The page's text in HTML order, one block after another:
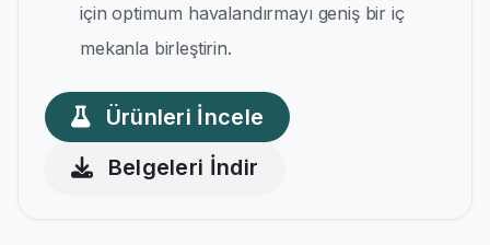
için optimum havalandırmayı geniş bir iç
mekanla birleştirin.
Ürünleri İncele
Belgeleri İndir